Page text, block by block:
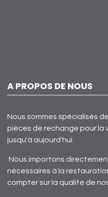
A PROPOS DE NOUS
Nous sommes spécialisés
pièces de rechange pour la
jusqu'à aujourd'hui.
Nous importons
nécessaires à la
compter sur la qualité de